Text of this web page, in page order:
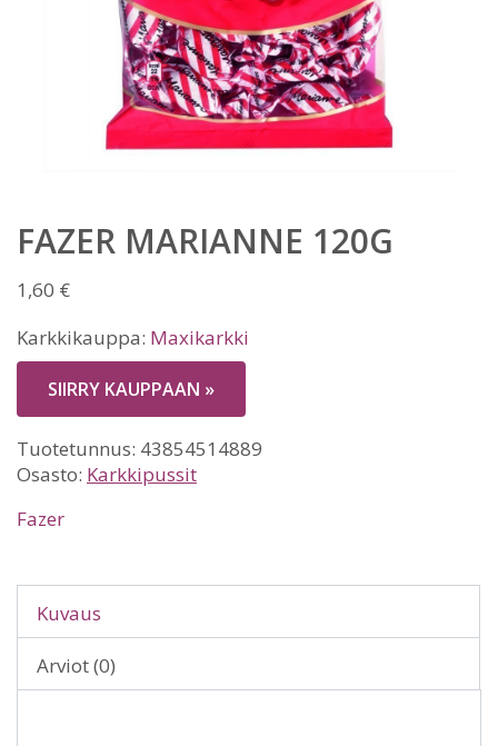
FAZER MARIANNE 120G
1,60 €
Karkkikauppa: Maxikarkki
SIIRRY KAUPPAAN »
Tuotetunnus: 43854514889
Osasto: Karkkipussit
Fazer
Kuvaus
Arviot (0)